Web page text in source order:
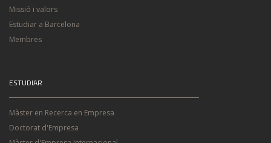
Missió i valors
Estudiar a Barcelona
Membres
ESTUDIAR
Màster en Recerca en Empresa
Doctorat d'Empresa